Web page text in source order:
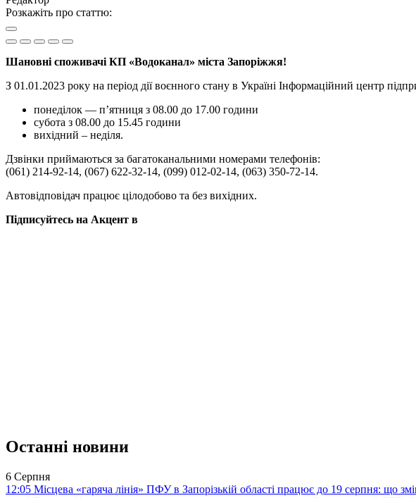
Розкажіть про статтю:
Шановні споживачі КП «Водоканал» міста Запоріжжя!
З 01.01.2023 року на період дії воєнного стану в Україні Інформаційний центр
понеділок — п’ятниця з 08.00 до 17.00 години
субота з 08.00 до 15.45 години
вихідний – неділя.
Дзвінки приймаються за багатоканальними номерами телефонів:
(061) 214-92-14, (067) 622-32-14, (099) 012-02-14, (063) 350-72-14.
Автовідповідач працює цілодобово та без вихідних.
Підписуйтесь на Акцент в
Останні новини
6 Серпня
12:05 Місцева «гаряча лінія» ПФУ в Запорізькій області працює до 19 серпня: що